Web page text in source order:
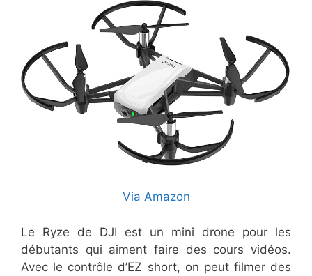
Via Amazon
Le Ryze de DJI est un mini drone pour les
débutants qui aiment faire des cours vidéos.
Avec le contrôle d’EZ short, on peut filmer des